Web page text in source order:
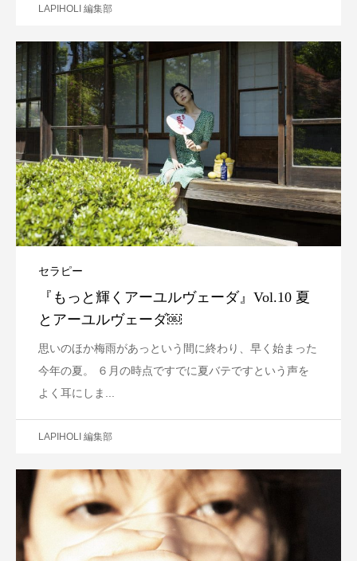
LAPIHOLI 編集部
セラピー
『もっと輝くアーユルヴェーダ』Vol.10 夏
とアーユルヴェーダ￼
思いのほか梅雨があっという間に終わり、早く始まった
今年の夏。 ６月の時点ですでに夏バテですという声を
よく耳にしま...
LAPIHOLI 編集部